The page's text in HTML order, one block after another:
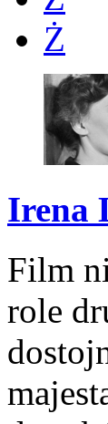
Ż
Irena
Film
role